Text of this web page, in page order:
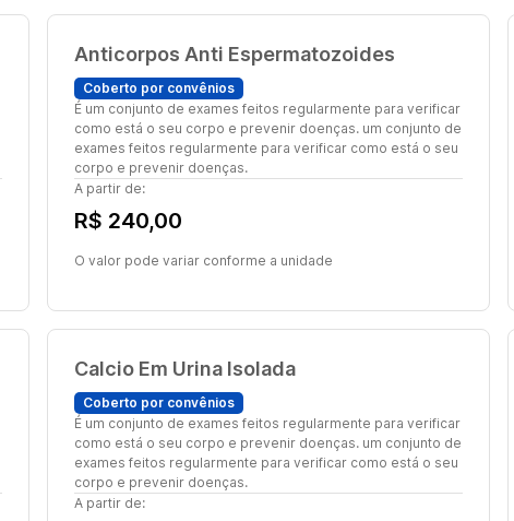
Anticorpos Anti Espermatozoides
Coberto por convênios
É um conjunto de exames feitos regularmente para verificar
como está o seu corpo e prevenir doenças. um conjunto de
exames feitos regularmente para verificar como está o seu
corpo e prevenir doenças.
A partir de:
R$ 240,00
O valor pode variar conforme a unidade
Calcio Em Urina Isolada
Coberto por convênios
É um conjunto de exames feitos regularmente para verificar
como está o seu corpo e prevenir doenças. um conjunto de
exames feitos regularmente para verificar como está o seu
corpo e prevenir doenças.
A partir de: